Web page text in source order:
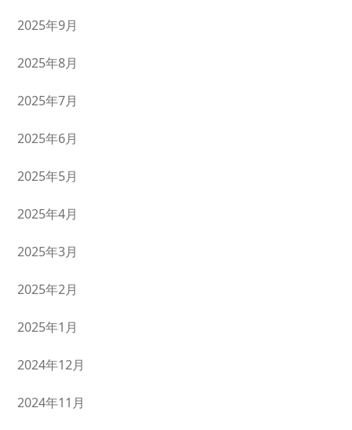
2025年9月
2025年8月
2025年7月
2025年6月
2025年5月
2025年4月
2025年3月
2025年2月
2025年1月
2024年12月
2024年11月